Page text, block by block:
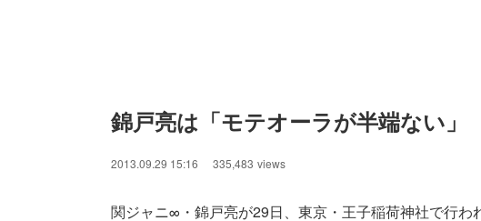
錦戸亮は「モテオーラが半端ない」
2013.09.29 15:16 335,483 views
関ジャニ∞・錦戸亮が29日、東京・王子稲荷神社で行